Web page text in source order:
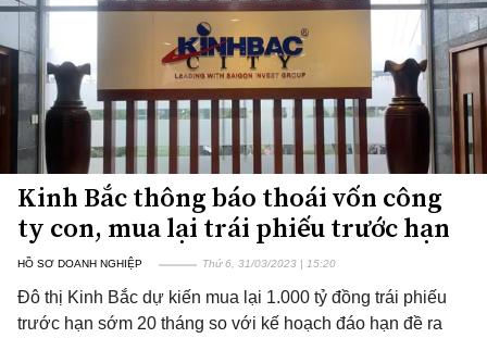
Kinh Bắc thông báo thoái vốn công
ty con, mua lại trái phiếu trước hạn
HỒ SƠ DOANH NGHIỆP Thứ 6, 31/03/2023 | 15:20
Đô thị Kinh Bắc dự kiến mua lại 1.000 tỷ đồng trái phiếu
trước hạn sớm 20 tháng so với kế hoạch đáo hạn đề ra